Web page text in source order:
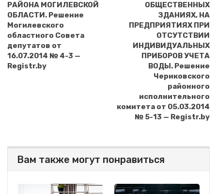
РАЙОНА МОГИЛЕВСКОЙ
ОБЛАСТИ. Решение
Могилевского
областного Совета
депутатов от
16.07.2014 № 4-3 —
Registr.by
ОБЩЕСТВЕННЫХ
ЗДАНИЯХ, НА
ПРЕДПРИЯТИЯХ ПРИ
ОТСУТСТВИИ
ИНДИВИДУАЛЬНЫХ
ПРИБОРОВ УЧЕТА
ВОДЫ. Решение
Чериковского
районного
исполнительного
комитета от 05.03.2014
№ 5-13 — Registr.by
Вам также могут понравиться